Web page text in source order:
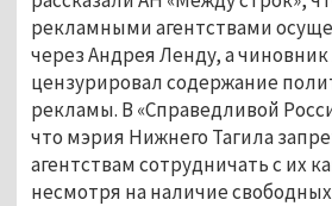
рекламными агентствами
через Андрея Ленду, а
цензурировал содержание
рекламы. В «Справедливой
что мэрия Нижнего Тагила
агентствам сотрудничать с их
несмотря на наличие